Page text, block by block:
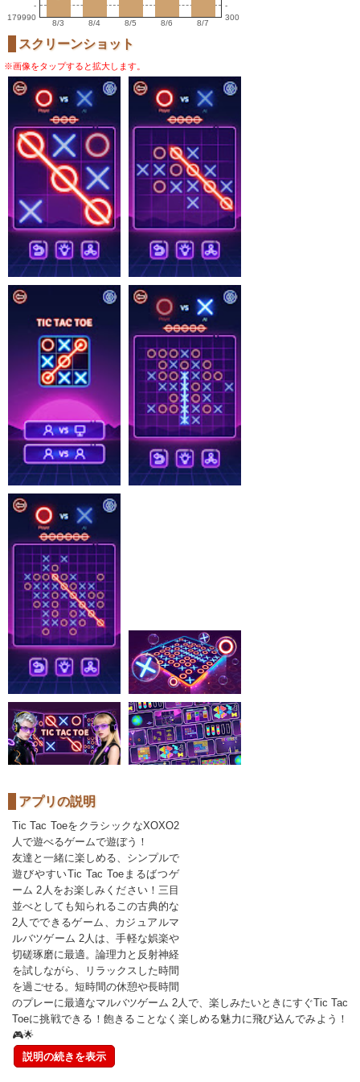
-
179990
8/3 8/4 8/5 8/6 8/7
-
300
スクリーンショット
※画像をタップすると拡大します。
アプリの説明
Tic Tac ToeをクラシックなXOXO2
人で遊べるゲームで遊ぼう！
友達と一緒に楽しめる、シンプルで
遊びやすいTic Tac Toeまるばつゲ
ーム 2人をお楽しみください！三目
並べとしても知られるこの古典的な
2人でできるゲーム、カジュアルマ
ルバツゲーム 2人は、手軽な娯楽や
切磋琢磨に最適。論理力と反射神経
を試しながら、リラックスした時間
を過ごせる。短時間の休憩や長時間
のプレーに最適なマルバツゲーム 2人で、楽しみたいときにすぐTic Tac
Toeに挑戦できる！飽きることなく楽しめる魅力に飛び込んでみよう！
🎮🌟
説明の続きを表示